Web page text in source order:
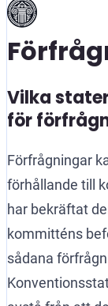
Vilka
för
Förfrågningar
förhållande till
har bekräftat
kommitténs
sådana